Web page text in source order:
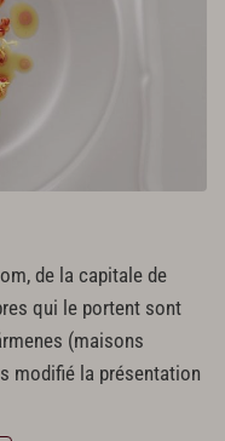
de la capitale de
qui le portent sont
(maisons
modifié la présentation